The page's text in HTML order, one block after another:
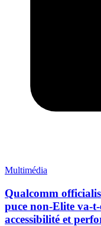
Multimédia
Qualcomm
puce non-Elite va-
accessibilité et